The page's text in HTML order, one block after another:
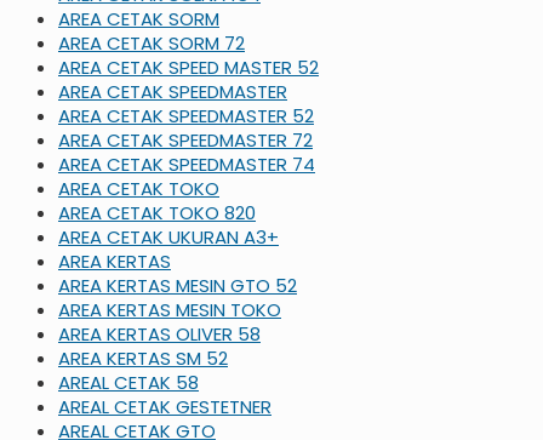
AREA CETAK SORM
AREA CETAK SORM 72
AREA CETAK SPEED MASTER 52
AREA CETAK SPEEDMASTER
AREA CETAK SPEEDMASTER 52
AREA CETAK SPEEDMASTER 72
AREA CETAK SPEEDMASTER 74
AREA CETAK TOKO
AREA CETAK TOKO 820
AREA CETAK UKURAN A3+
AREA KERTAS
AREA KERTAS MESIN GTO 52
AREA KERTAS MESIN TOKO
AREA KERTAS OLIVER 58
AREA KERTAS SM 52
AREAL CETAK 58
AREAL CETAK GESTETNER
AREAL CETAK GTO